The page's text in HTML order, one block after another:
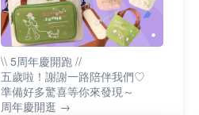
\\ 5周年慶開跑 //
五歲啦！謝謝一路陪伴我們♡
準備好多驚喜等你來發現～
周年慶開逛 →